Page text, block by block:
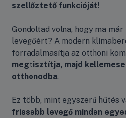
szellőztető funkcióját!
Gondoltad volna, hogy ma
levegőért? A modern
forradalmasítja az otthoni
megtisztítja, majd
otthonodba.
Ez több, mint egyszerű hűtés
frissebb levegő minden